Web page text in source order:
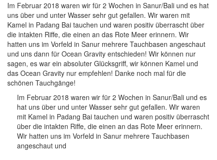
Im Februar 2018 waren wir für 2 Wochen in Sanur/Bali und es hat
uns über und unter Wasser sehr gut gefallen. Wir waren mit
Kamel in Padang Bai tauchen und waren positiv überrascht über
die intakten Riffe, die einen an das Rote Meer erinnern. Wir
hatten uns im Vorfeld in Sanur mehrere Tauchbasen angeschaut
und uns dann für Ocean Gravity entschieden! Wir können nur
sagen, es war ein absoluter Glücksgriff, wir können Kamel und
das Ocean Gravity nur empfehlen! Danke noch mal für die
schönen Tauchgänge!
Im Februar 2018 waren wir für 2 Wochen in Sanur/Bali und es
hat uns über und unter Wasser sehr gut gefallen. Wir waren
mit Kamel in Padang Bai tauchen und waren positiv überrascht
über die intakten Riffe, die einen an das Rote Meer erinnern.
Wir hatten uns im Vorfeld in Sanur mehrere Tauchbasen
angeschaut und